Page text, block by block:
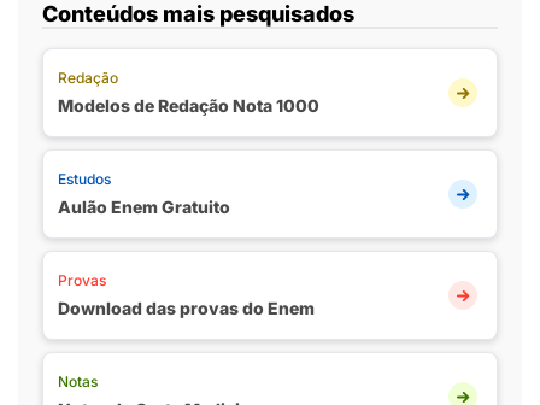
Conteúdos mais pesquisados
Redação
Modelos de Redação Nota 1000
Estudos
Aulão Enem Gratuito
Provas
Download das provas do Enem
Notas